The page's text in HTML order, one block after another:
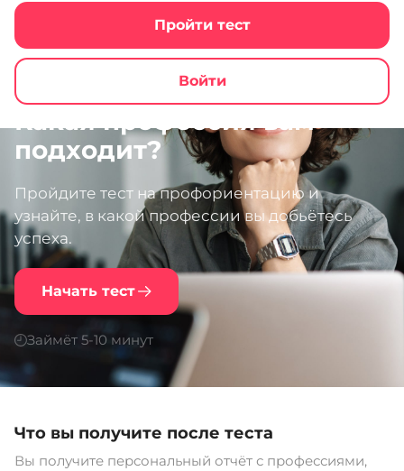
Пройти тест
Войти
Какая профессия вам
подходит?
Пройдите тест на профориентацию и
узнайте, в какой профессии вы добьётесь
успеха.
Начать тест
Займёт 5-10 минут
Что вы получите после теста
Вы получите персональный отчёт с профессиями,